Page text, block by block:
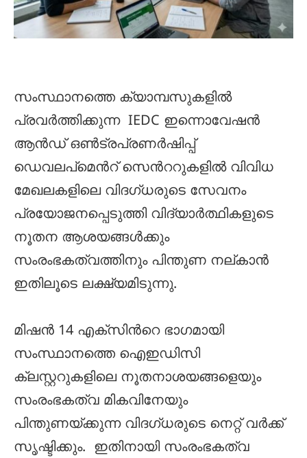
സംസ്ഥാനത്തെ ക്യാമ്പസുകളില്‍
പ്രവര്‍ത്തിക്കുന്ന IEDC ഇന്നൊവേഷന്‍
ആന്‍ഡ് ഒണ്‍ട്രപ്രണര്‍ഷിപ്പ്
ഡെവലപ്മെന്‍റ് സെന്‍ററുകളില്‍ വിവിധ
മേഖലകളിലെ വിദഗ്ധരുടെ സേവനം
പ്രയോജനപ്പെടുത്തി വിദ്യാര്‍ത്ഥികളുടെ
നൂതന ആശയങ്ങള്‍ക്കും
സംരംഭകത്വത്തിനും പിന്തുണ നല്കാന്‍
ഇതിലൂടെ ലക്ഷ്യമിടുന്നു.
മിഷന്‍ 14 എക്സിന്‍റെ ഭാഗമായി
സംസ്ഥാനത്തെ ഐഇഡിസി
ക്ലസ്റ്ററുകളിലെ നൂതനാശയങ്ങളെയും
സംരംഭകത്വ മികവിനേയും
പിന്തുണയ്ക്കുന്ന വിദഗ്ധരുടെ നെറ്റ് വര്‍ക്ക്
സൃഷ്ടിക്കും. ഇതിനായി സംരംഭകത്വ